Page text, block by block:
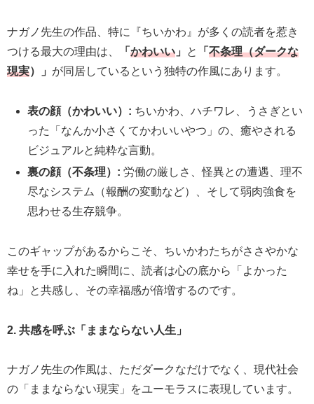
ナガノ先生の作品、特に『ちいかわ』が多くの読者を惹き
つける最大の理由は、
「 かわいい 」 と 「 不条理（ダークな
現実）」 が同居しているという独特の作風にあります。
表の顔（かわいい）: ちいかわ、ハチワレ、うさぎとい
った「なんか小さくてかわいいやつ」の、癒やされる
ビジュアルと純粋な言動。
裏の顔（不条理）: 労働の厳しさ、怪異との遭遇、理不
尽なシステム（報酬の変動など）、そして弱肉強食を
思わせる生存競争。
このギャップがあるからこそ、ちいかわたちがささやかな
幸せを手に入れた瞬間に、読者は心の底から「よかった
ね」と共感し、その幸福感が倍増するのです。
2. 共感を呼ぶ「ままならない人生」
ナガノ先生の作風は、ただダークなだけでなく、現代社会
の「ままならない現実」をユーモラスに表現しています。